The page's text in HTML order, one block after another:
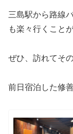
三島駅から路線
も楽々行くこと
ぜひ、訪れてそ
前日宿泊した修